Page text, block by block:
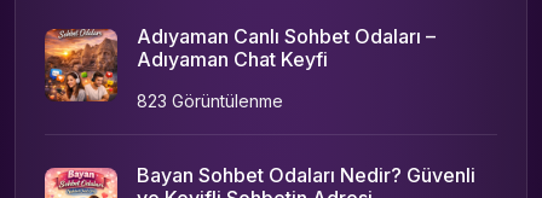
Adıyaman Canlı Sohbet Odaları –
Adıyaman Chat Keyfi
823 Görüntülenme
Bayan Sohbet Odaları Nedir? Güvenli